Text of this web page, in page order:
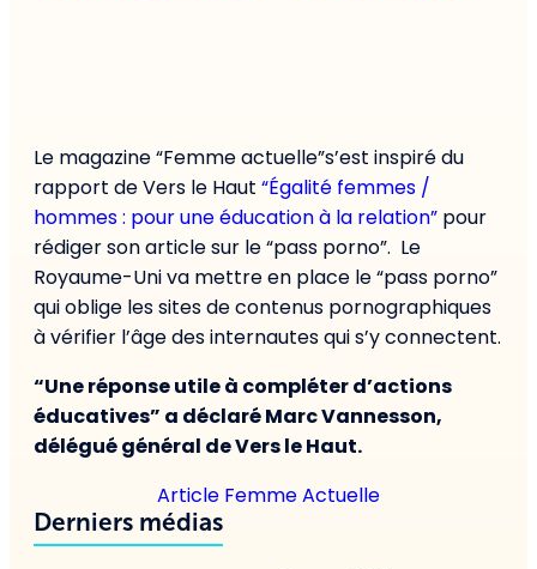
Le magazine “Femme actuelle”s’est inspiré du
rapport de Vers le Haut “Égalité femmes /
hommes : pour une éducation à la relation” pour
rédiger son article sur le “pass porno”. Le
Royaume-Uni va mettre en place le “pass porno”
qui oblige les sites de contenus pornographiques
à vérifier l’âge des internautes qui s’y connectent.
“Une réponse utile à compléter d’actions
éducatives” a déclaré Marc Vannesson,
délégué général de Vers le Haut.
Article Femme Actuelle
Derniers médias